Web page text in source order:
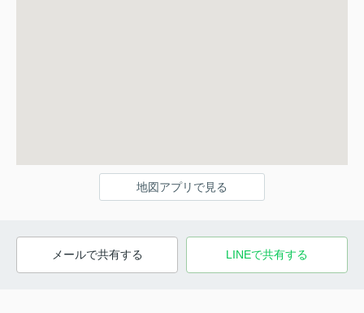
地図アプリで見る
メールで共有する LINEで共有する